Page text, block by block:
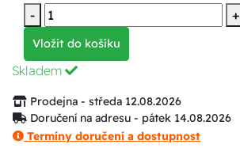
-
+
Vložit do košíku
Skladem
Prodejna - středa 12.08.2026
Doručení na adresu - pátek 14.08.2026
Termíny doručení a dostupnost